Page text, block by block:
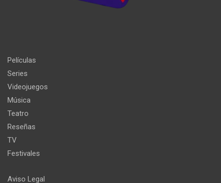
Películas
Series
Videojuegos
Música
Teatro
Reseñas
TV
Festivales
Aviso Legal